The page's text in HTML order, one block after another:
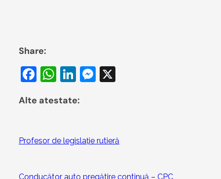
Share:
Facebook
WhatsApp
LinkedIn
Messenger
Alte atestate:
Profesor de legislație rutieră
Conducător auto pregătire continuă – CPC